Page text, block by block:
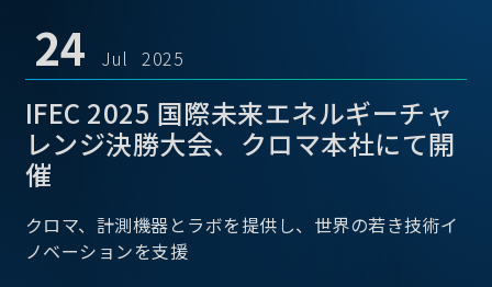
24 Jul 2025
IFEC 2025 国際未来エネルギーチャ
レンジ決勝大会、クロマ本社にて開
催
クロマ、計測機器とラボを提供し、世界の若き技術イ
ノベーションを支援